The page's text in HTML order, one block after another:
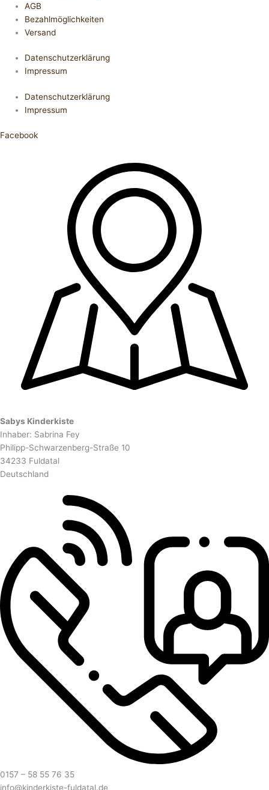
AGB
Bezahlmöglichkeiten
Versand
Datenschutzerklärung
Impressum
Datenschutzerklärung
Impressum
Facebook
Sabys Kinderkiste
Inhaber: Sabrina Fey
Philipp-Schwarzenberg-Straße 10
34233 Fuldatal
Deutschland
0157 – 58 55 76 35
info@kinderkiste-fuldatal.de